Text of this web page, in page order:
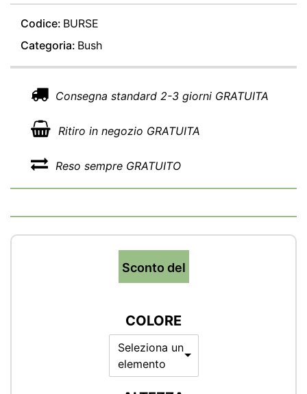
Codice: BURSE
Categoria: Bush
Consegna standard 2-3 giorni GRATUITA
Ritiro in negozio GRATUITA
Reso sempre GRATUITO
Sconto del
COLORE
Seleziona un
elemento